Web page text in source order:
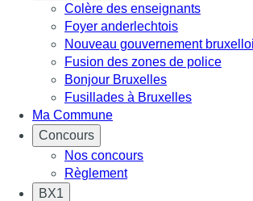
Colère des enseignants
Foyer anderlechtois
Nouveau gouvernement
Fusion des zones de police
Bonjour Bruxelles
Fusillades à Bruxelles
Ma Commune
Concours
Nos concours
Règlement
BX1